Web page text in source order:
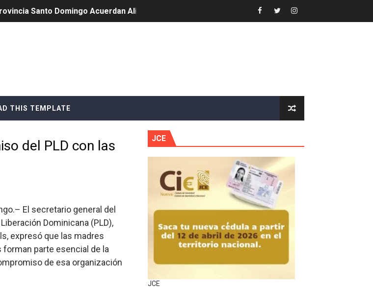
Santo Domingo Acuerdan Alianza Estratégica para Impulsar el Desarrollo de Santo
se reúnen en República Dominicana para fortalecer el diálogo social y el trabajo decente
décadas de excelencia en el sector gastronómico
mejores bancos del mundo
Interna y Externa para fortalecer gestión comunicacional en salud
por sus críticas destempladas sobre Presa de Guaiguí: "Es ignorancia supina"
la frontera dominicana
y recupera terrenos en zonas protegidas del país
compensación a comerciantes impactados por la obra vial, en cumplimiento de un
el agua mediante Jornada de Reforestación en Manabao
y 46 millones de mercancías en lo que va de año
en segunda subasta pública del año
THIS TEMPLATE
del PLD con las
El secretario general del
Dominicana (PLD),
expresó que las madres
forman parte esencial de la
de esa organización
JCE
JCE